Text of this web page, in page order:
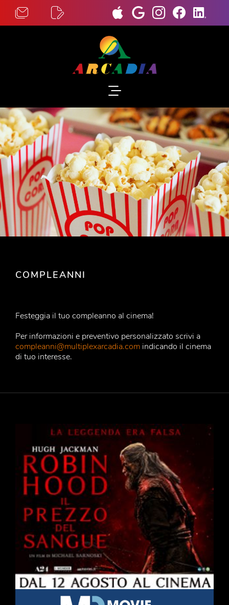
COMPLEANNI
Festeggia il tuo compleanno al cinema!
Per informazioni e preventivo personalizzato scrivi a
compleanni@multiplexarcadia.com indicando il cinema
di tuo interesse.